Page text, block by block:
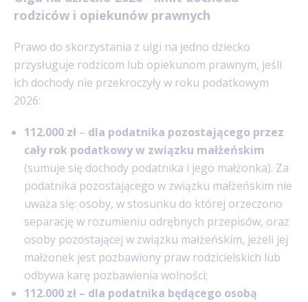
rodziców i opiekunów prawnych
Prawo do skorzystania z ulgi na jedno dziecko
przysługuje rodzicom lub opiekunom prawnym, jeśli
ich dochody nie przekroczyły w roku podatkowym
2026:
112.000 zł – dla podatnika pozostającego przez
cały rok podatkowy w związku małżeńskim
(sumuje się dochody podatnika i jego małżonka). Za
podatnika pozostającego w związku małżeńskim nie
uważa się: osoby, w stosunku do której orzeczono
separację w rozumieniu odrębnych przepisów, oraz
osoby pozostającej w związku małżeńskim, jeżeli jej
małżonek jest pozbawiony praw rodzicielskich lub
odbywa karę pozbawienia wolności;
112.000 zł – dla podatnika będącego osobą